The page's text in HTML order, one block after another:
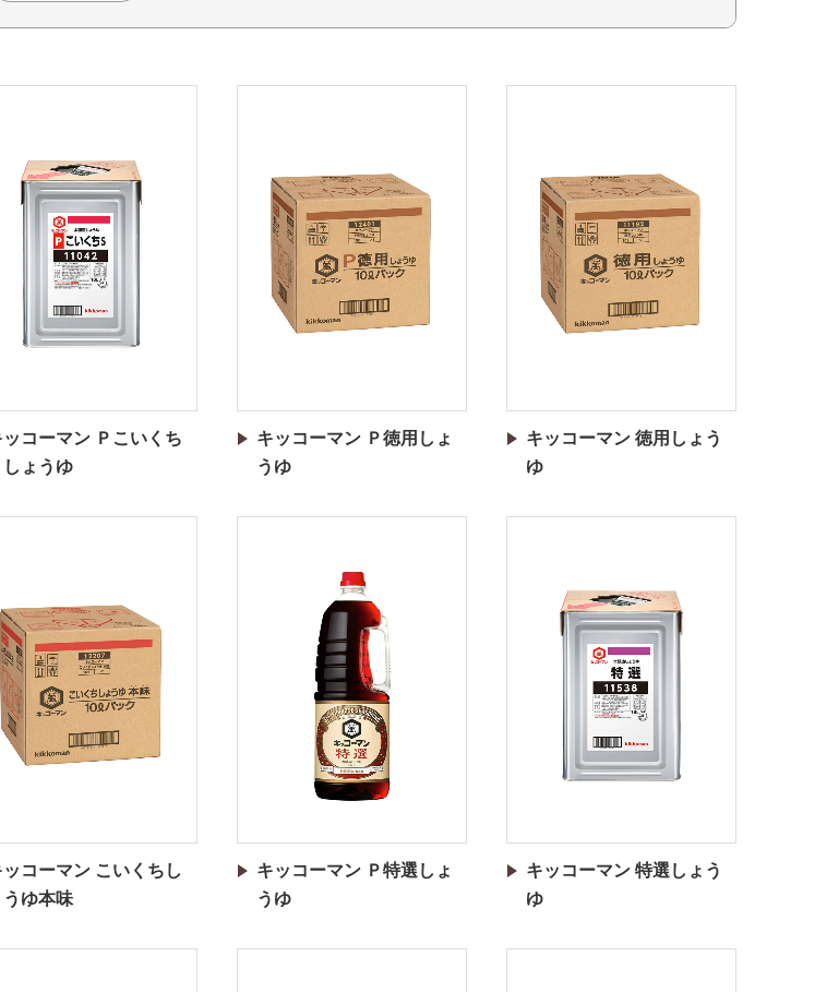
ッコーマン Ｐこいくち
しょうゆ
キッコーマン Ｐ徳用しょ
うゆ
キッコーマン 徳用しょう
ゆ
ッコーマン こいくちし
うゆ本味
キッコーマン Ｐ特選しょ
うゆ
キッコーマン 特選しょう
ゆ